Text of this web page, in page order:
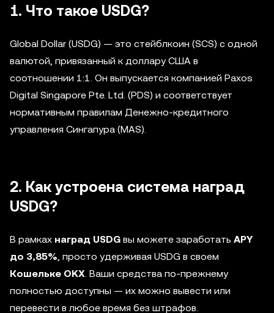
1. Что такое USDG?
Global Dollar (USDG) — это стейблкоин (SCS) с одной
валютой, привязанный к доллару США в
соотношении 1:1. Он выпускается компанией Paxos
Digital Singapore Pte. Ltd. (PDS) и соответствует
нормативным правилам Денежно-кредитного
управления Сингапура (MAS).
2. Как устроена система наград
USDG?
В рамках наград USDG вы можете заработать APY
до 3,85%, просто удерживая USDG в своем
Кошельке OKX. Ваши средства по-прежнему
полностью доступны — их можно вывести или
перевести в любое время без штрафов.